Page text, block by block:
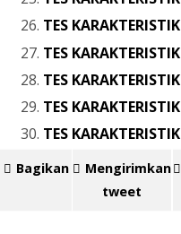
TES
TES
TES
TES
TES
Bagikan
Mengirimkan
tweet